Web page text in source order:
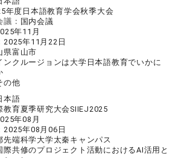
年度日本語教育学会秋季大会
： 国内会議
年11月
2025年11月22日
県富山市
ンクルージョンは大学日本語教育でいかに
の他
本語
教育夏季研究大会SIIEJ2025
年08月
2025年08月06日
先端科学大学太秦キャンパス
際共修のプロジェクト活動におけるAI活用と